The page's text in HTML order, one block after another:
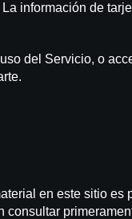
información de
del Servicio, o
en este sitio es